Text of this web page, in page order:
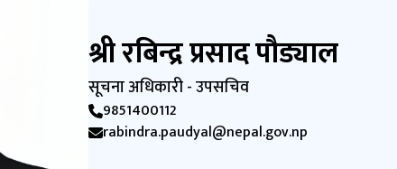
श्री रबिन्द्र प्रसाद पौड्याल
सूचना अधिकारी - उपसचिव
9851400112
rabindra.paudyal@nepal.gov.np